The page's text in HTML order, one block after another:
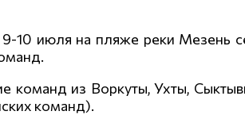
10 июля на пляже реки Мезень
команд из Воркуты, Ухты,
команд).